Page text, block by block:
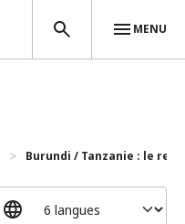
MENU
Burundi / Tanzanie : le